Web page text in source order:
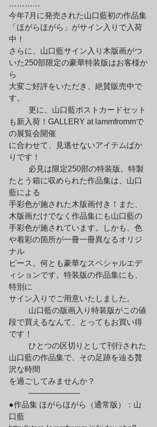
…………
今年7月に発売された山口藍初の作品集
「ほがらほがら」がサイン入りで入荷
中！
さらに、山口藍サイン入り木版画がつ
いた250部限定の豪華特装版はお客様か
ら
大変ご好評をいただき、絶賛販売中で
す。
も新入荷！GALLERY at lammfrommで
の展覧会開催
に合わせて、見逃せないアイテムばか
りです！
たとう箱に収められた作品集は、山口
藍による
手彩色が施された木版画付き！また、
木版画だけでなく作品集にも山口藍の
手彩色が施されています。しかも、色
や着彩の箇所が一冊一冊異なるオリジ
ナル
ピース。何とも豪華なスペシャルエデ
ィションです。特装版の作品集にも、
特別に
サイン入りでご用意いたしました。
段で買えるなんて、とってもお買い得
です！
山口藍の作品集で、その足跡を辿る贅
沢な時間
を過ごしてみませんか？
●作品集 ほがらほがら（通常版）：山
口藍